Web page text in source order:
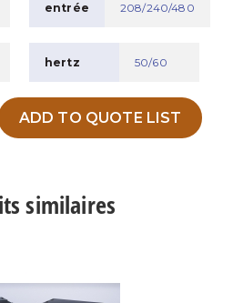
entrée 208/240/480
hertz 50/60
ADD TO QUOTE LIST
similaires